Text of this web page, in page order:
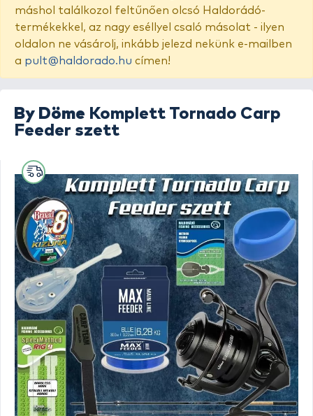
máshol találkozol feltűnően olcsó Haldorádó-
termékekkel, az nagy eséllyel csaló másolat - ilyen
oldalon ne vásárolj, inkább jelezd nekünk e-mailben
a pult@haldorado.hu címen!
By Döme Komplett Tornado Carp
Feeder szett